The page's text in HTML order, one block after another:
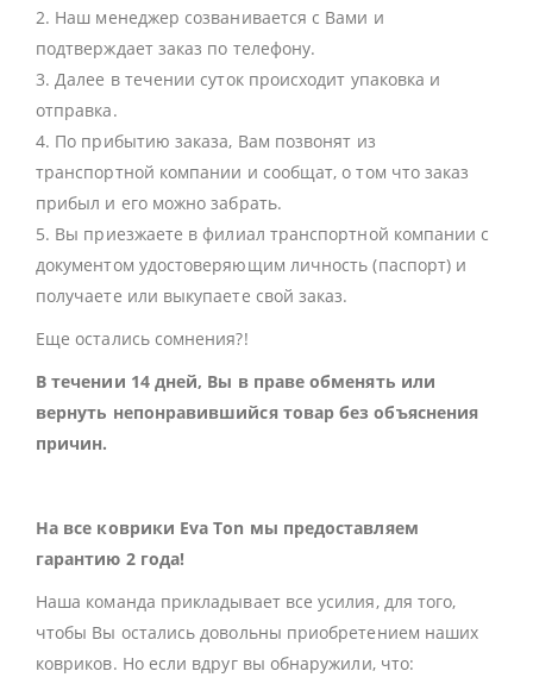
2. Наш менеджер созванивается с Вами и
подтверждает заказ по телефону.
3. Далее в течении суток происходит упаковка и
отправка.
4. По прибытию заказа, Вам позвонят из
транспортной компании и сообщат, о том что заказ
прибыл и его можно забрать.
5. Вы приезжаете в филиал транспортной компании с
документом удостоверяющим личность (паспорт) и
получаете или выкупаете свой заказ.
Еще остались сомнения?!
В течении 14 дней, Вы в праве обменять или
вернуть непонравившийся товар без объяснения
причин.
На все коврики Eva Ton мы предоставляем
гарантию 2 года!
Наша команда прикладывает все усилия, для того,
чтобы Вы остались довольны приобретением наших
ковриков. Но если вдруг вы обнаружили, что: